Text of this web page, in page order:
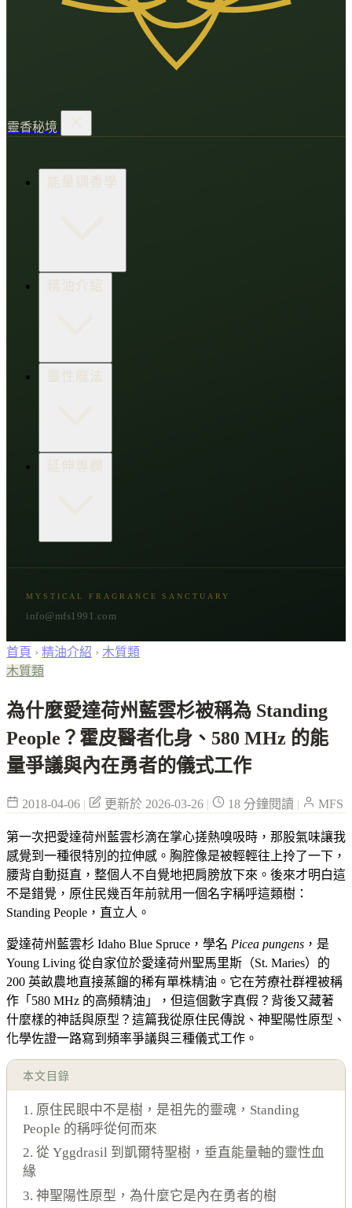
靈香秘境
能量調香學
香氛調頻術
生活點子王
精油介紹
木質類
樹脂類
靈性魔法
顯化與吸引力
延伸專欄
古文明與神話
節氣與民俗
MYSTICAL FRAGRANCE SANCTUARY
info@mfs1991.com
首頁 › 精油介紹 › 木質類
木質類
為什麼愛達荷州藍雲杉被稱為 Standing
People？霍皮醫者化身、580 MHz 的能
量爭議與內在勇者的儀式工作
2018-04-06 | 更新於 2026-03-26 | 18 分鐘閱讀 | MFS
第一次把愛達荷州藍雲杉滴在掌心搓熱嗅吸時，那股氣味讓我
感覺到一種很特別的拉伸感。胸腔像是被輕輕往上拎了一下，
腰背自動挺直，整個人不自覺地把肩膀放下來。後來才明白這
不是錯覺，原住民幾百年前就用一個名字稱呼這類樹：
Standing People，直立人。
愛達荷州藍雲杉 Idaho Blue Spruce，學名 Picea pungens ，是
Young Living 從自家位於愛達荷州聖馬里斯（St. Maries）的
200 英畝農地直接蒸餾的稀有單株精油。它在芳療社群裡被稱
作「580 MHz 的高頻精油」，但這個數字真假？背後又藏著
什麼樣的神話與原型？這篇我從原住民傳說、神聖陽性原型、
化學佐證一路寫到頻率爭議與三種儀式工作。
本文目錄
1. 原住民眼中不是樹，是祖先的靈魂，Standing
People 的稱呼從何而來
2. 從 Yggdrasil 到凱爾特聖樹，垂直能量軸的靈性血
緣
3. 神聖陽性原型，為什麼它是內在勇者的樹